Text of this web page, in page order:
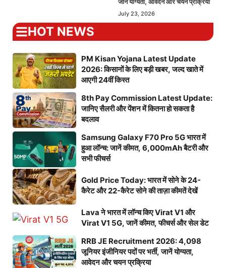
July 23, 2026
HOT NEWS
PM Kisan Yojana Latest Update
2026: किसानों के लिए बड़ी खबर, जल्द खाते में
आएगी 24वीं किस्त
8th Pay Commission Latest Update:
जानिए सैलरी और पेंशन में कितना हो सकता है
बदलाव
Samsung Galaxy F70 Pro 5G भारत में
हुआ लॉन्च: जानें कीमत, 6,000mAh बैटरी और
सभी फीचर्स
Gold Price Today: भारत में सोने के 24-
कैरेट और 22-कैरेट सोने की ताज़ा कीमतें देखें
Lava ने भारत में लॉन्च किए Virat V1 और
Virat V1 5G, जानें कीमत, फीचर्स और सेल डेट
RRB JE Recruitment 2026: 4,098
जूनियर इंजीनियर पदों पर भर्ती, जानें योग्यता,
आवेदन और चयन प्रक्रिया